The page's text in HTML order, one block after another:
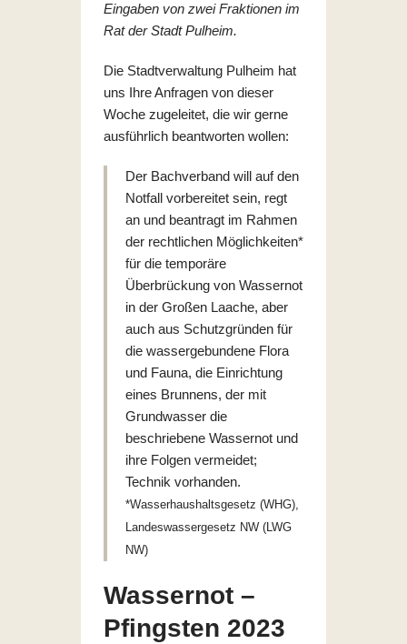
Eingaben von zwei Fraktionen im
Rat der Stadt Pulheim.
Die Stadtverwaltung Pulheim hat
uns Ihre Anfragen von dieser
Woche zugeleitet, die wir gerne
ausführlich beantworten wollen:
Der Bachverband will auf den
Notfall vorbereitet sein, regt
an und beantragt im Rahmen
der rechtlichen Möglichkeiten*
für die temporäre
Überbrückung von Wassernot
in der Großen Laache, aber
auch aus Schutzgründen für
die wassergebundene Flora
und Fauna, die Einrichtung
eines Brunnens, der mit
Grundwasser die
beschriebene Wassernot und
ihre Folgen vermeidet;
Technik vorhanden.
*Wasserhaushaltsgesetz (WHG),
Landeswassergesetz NW (LWG
NW)
Wassernot –
Pfingsten 2023